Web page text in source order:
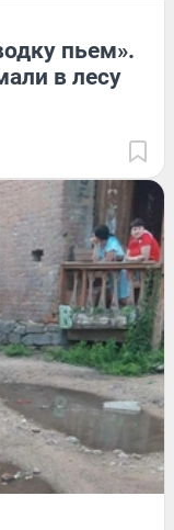
пьем».
в лесу